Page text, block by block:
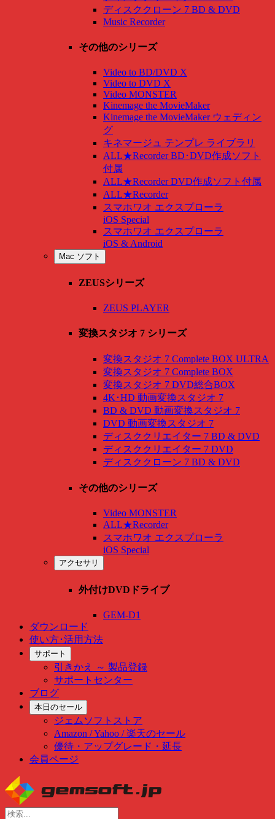
ディスククローン 7 BD & DVD
Music Recorder
その他のシリーズ
Video to BD/DVD X
Video to DVD X
Video MONSTER
Kinemage the MovieMaker
Kinemage the MovieMaker ウェディン
グ
キネマージュ テンプレ ライブラリ
ALL★Recorder BD･DVD作成ソフト
付属
ALL★Recorder DVD作成ソフト付属
ALL★Recorder
スマホワオ エクスプローラ
iOS Special
スマホワオ エクスプローラ
iOS & Android
Mac ソフト
ZEUSシリーズ
ZEUS PLAYER
変換スタジオ 7 シリーズ
変換スタジオ 7 Complete BOX ULTRA
変換スタジオ 7 Complete BOX
変換スタジオ 7 DVD総合BOX
4K･HD 動画変換スタジオ 7
BD & DVD 動画変換スタジオ 7
DVD 動画変換スタジオ 7
ディスククリエイター 7 BD & DVD
ディスククリエイター 7 DVD
ディスククローン 7 BD & DVD
その他のシリーズ
Video MONSTER
ALL★Recorder
スマホワオ エクスプローラ
iOS Special
アクセサリ
外付けDVDドライブ
GEM-D1
ダウンロード
使い方･活用方法
サポート
引きかえ ～ 製品登録
サポートセンター
ブログ
本日のセール
ジェムソフトストア
Amazon / Yahoo / 楽天のセール
優待・アップグレード・延長
会員ページ
Skip
to
content
検